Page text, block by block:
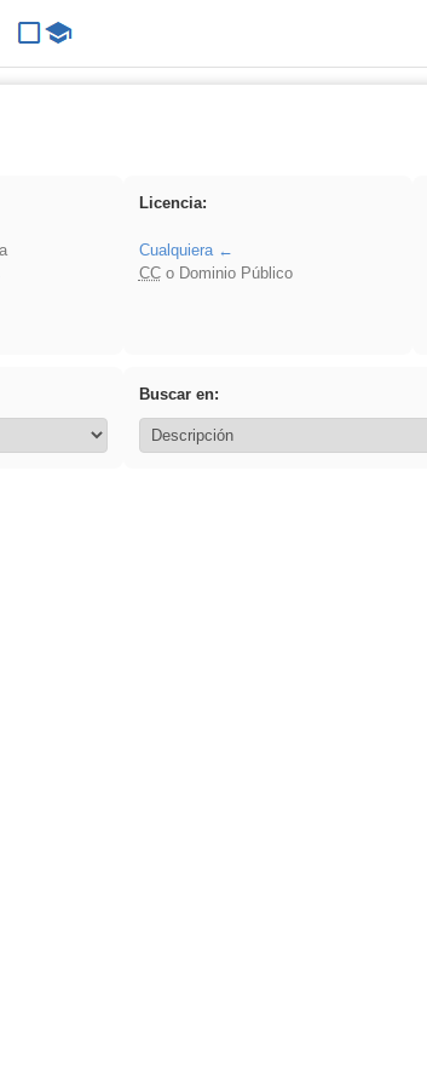
Licencia:
Cualquiera
CCo Dominio Público
Buscar en: